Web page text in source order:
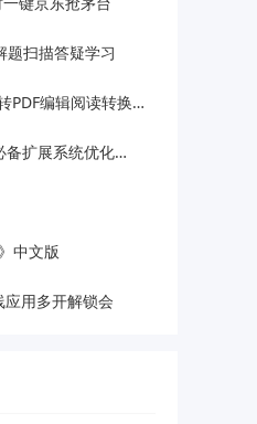
扫描答疑学习
编辑阅读转换工具
展系统优化模块
中文版
用多开解锁会